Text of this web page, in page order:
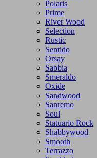
Polaris
Prime
River Wood
Selection
Rustic
Sentido
Orsay
Sabbia
Smeraldo
Oxide
Sandwood
Sanremo
Soul
Statuario Rock
Shabbywood
Smooth
Terrazzo